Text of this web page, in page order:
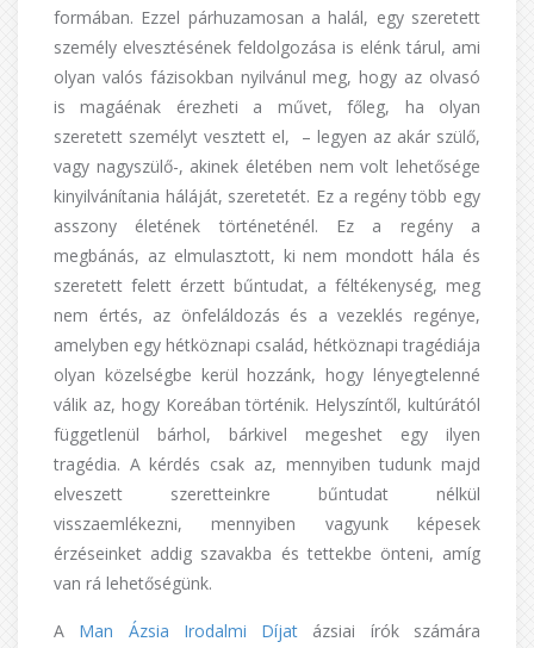
formában. Ezzel párhuzamosan a halál, egy szeretett
személy elvesztésének feldolgozása is elénk tárul, ami
olyan valós fázisokban nyilvánul meg, hogy az olvasó
is magáénak érezheti a művet, főleg, ha olyan
szeretett személyt vesztett el, – legyen az akár szülő,
vagy nagyszülő-, akinek életében nem volt lehetősége
kinyilvánítania háláját, szeretetét. Ez a regény több egy
asszony életének történeténél. Ez a regény a
megbánás, az elmulasztott, ki nem mondott hála és
szeretett felett érzett bűntudat, a féltékenység, meg
nem értés, az önfeláldozás és a vezeklés regénye,
amelyben egy hétköznapi család, hétköznapi tragédiája
olyan közelségbe kerül hozzánk, hogy lényegtelenné
válik az, hogy Koreában történik. Helyszíntől, kultúrától
függetlenül bárhol, bárkivel megeshet egy ilyen
tragédia. A kérdés csak az, mennyiben tudunk majd
elveszett szeretteinkre bűntudat nélkül
visszaemlékezni, mennyiben vagyunk képesek
érzéseinket addig szavakba és tettekbe önteni, amíg
van rá lehetőségünk.
A Man Ázsia Irodalmi Díjat ázsiai írók számára